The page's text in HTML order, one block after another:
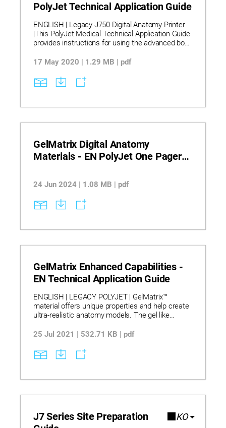
PolyJet Technical Application Guide
ENGLISH | Legacy J750 Digital Anatomy Printer
|This PolyJet Medical Technical Application Guide
provides instructions for using the advanced bone
17 May 2020 | 1.29 MB | pdf
GelMatrix Digital Anatomy
Materials - EN PolyJet One Pager
24 Jun 2024 | 1.08 MB | pdf
GelMatrix Enhanced Capabilities -
EN Technical Application Guide
ENGLISH | LEGACY POLYJET | GelMatrix™
material offers unique properties and help create
ultra-realistic anatomy models. The gel like
anatomy options, and significantly simplify and
25 Jul 2021 | 532.71 KB | pdf
J7 Series Site Preparation
KO